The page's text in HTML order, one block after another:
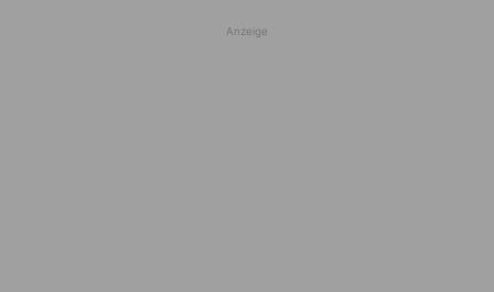
Anzeige